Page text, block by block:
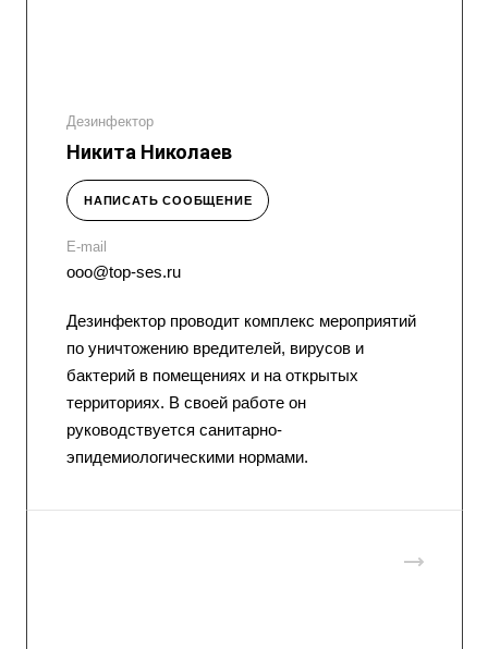
Дезинфектор
Никита Николаев
НАПИСАТЬ СООБЩЕНИЕ
E-mail
ooo@top-ses.ru
Дезинфектор проводит комплекс мероприятий
по уничтожению вредителей, вирусов и
бактерий в помещениях и на открытых
территориях. В своей работе он
руководствуется санитарно-
эпидемиологическими нормами.